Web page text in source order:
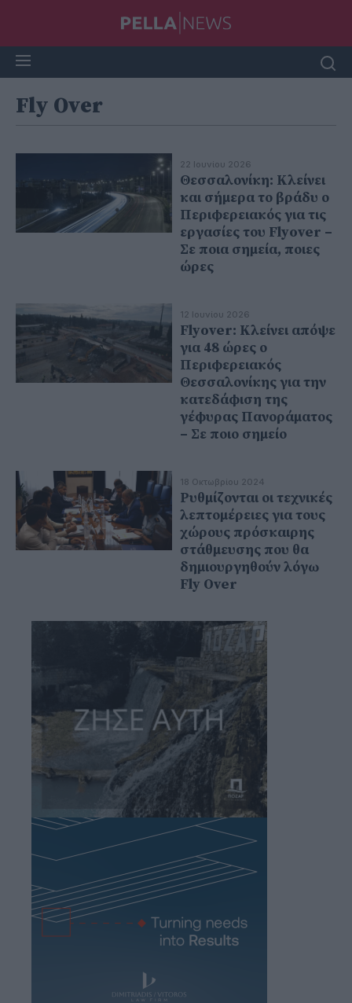
Fly Over
22 Ιουνίου 2026
Θεσσαλονίκη: Κλείνει
και σήμερα το βράδυ ο
Περιφερειακός για τις
εργασίες του Flyover –
Σε ποια σημεία, ποιες
ώρες
12 Ιουνίου 2026
Flyover: Κλείνει απόψε
για 48 ώρες ο
Περιφερειακός
Θεσσαλονίκης για την
κατεδάφιση της
γέφυρας Πανοράματος
– Σε ποιο σημείο
18 Οκτωβρίου 2024
Ρυθμίζονται οι τεχνικές
λεπτομέρειες για τους
χώρους πρόσκαιρης
στάθμευσης που θα
δημιουργηθούν λόγω
Fly Over